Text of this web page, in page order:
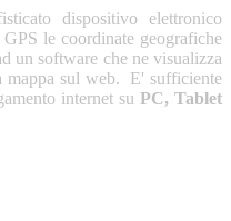
dispositivo elettronico
le coordinate geografiche
un software che ne visualizza
mappa sul web. E' sufficiente
internet suPC, Tablet